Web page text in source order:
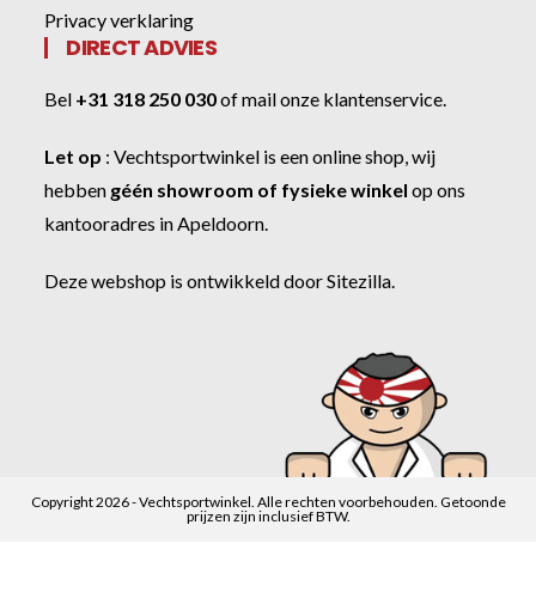
Privacy verklaring
DIRECT ADVIES
Bel +31 318 250 030ofmail onze klantenservice.
Let op :Vechtsportwinkel is een online shop, wij
hebben géén showroom of fysieke winkel op ons
kantooradres in Apeldoorn.
Deze webshop is ontwikkeld doorSitezilla.
Copyright 2026 - Vechtsportwinkel. Alle rechten voorbehouden. Getoonde
prijzen zijn inclusief BTW.